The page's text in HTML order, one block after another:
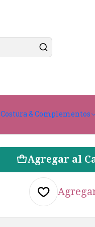
Costura & Complementos
5.0 cm
Agregar al